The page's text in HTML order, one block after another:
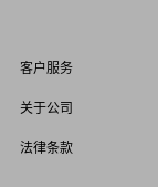
客户服务
关于公司
法律条款